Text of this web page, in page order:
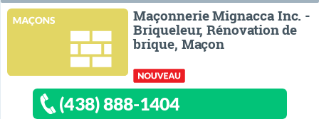
Maçonnerie Mignacca Inc. -
Briqueleur, Rénovation de
brique, Maçon
(438) 888-1404